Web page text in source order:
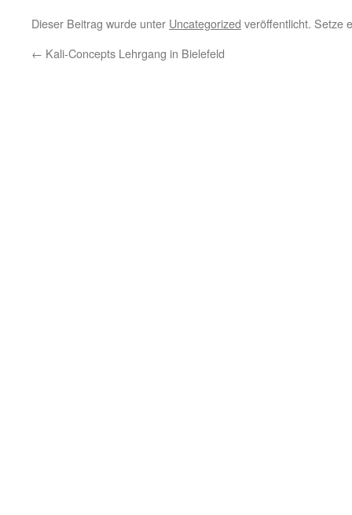
Dieser Beitrag wurde unter Uncategorized veröffentlicht. Setze
← Kali-Concepts Lehrgang in Bielefeld